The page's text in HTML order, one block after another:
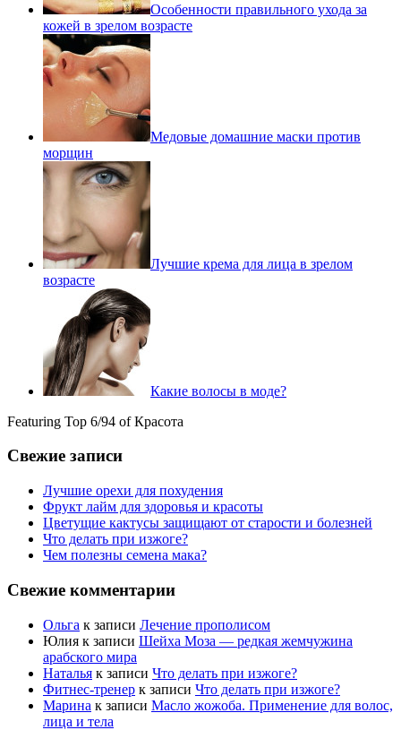
Особенности правильного ухода за
кожей в зрелом возрасте
Медовые домашние маски против
морщин
Лучшие крема для лица в зрелом
возрасте
Какие волосы в моде?
Featuring Top 6/94 of Красота
Свежие записи
Лучшие орехи для похудения
Фрукт лайм для здоровья и красоты
Цветущие кактусы защищают от старости и болезней
Что делать при изжоге?
Чем полезны семена мака?
Свежие комментарии
Ольга к записи Лечение прополисом
Юлия к записи Шейха Моза — редкая жемчужина
арабского мира
Наталья к записи Что делать при изжоге?
Фитнес-тренер к записи Что делать при изжоге?
Марина к записи Масло жожоба. Применение для волос,
лица и тела